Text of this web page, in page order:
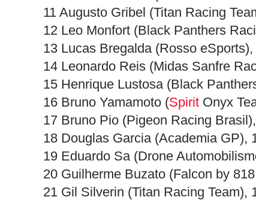
11 Augusto Gribel (Titan Racing
12 Leo Monfort (Black Panthers
13 Lucas Bregalda (Rosso
14 Leonardo Reis (Midas Sanfre
15 Henrique Lustosa (Black
16 Bruno Yamamoto (Spirit Onyx
17 Bruno Pio (Pigeon Racing
18 Douglas Garcia (Academia GP),
19 Eduardo Sa (Drone
20 Guilherme Buzato (Falcon by
21 Gil Silverin (Titan Racing Team),